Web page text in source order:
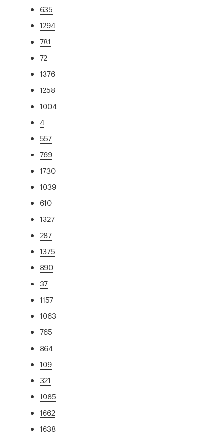
635
1294
781
72
1376
1258
1004
4
557
769
1730
1039
610
1327
287
1375
890
37
1157
1063
765
864
109
321
1085
1662
1638